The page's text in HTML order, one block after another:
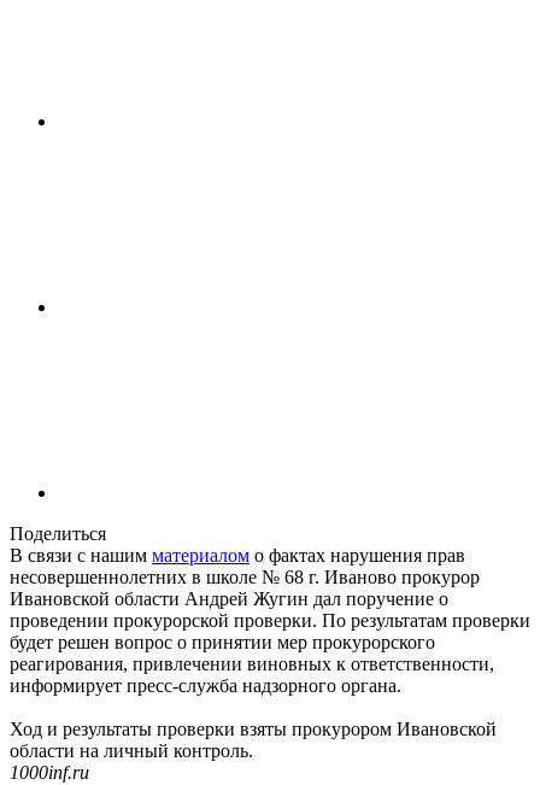
Поделиться
В связи с нашим материалом о фактах нарушения прав
несовершеннолетних в школе № 68 г. Иваново прокурор
Ивановской области Андрей Жугин дал поручение о
проведении прокурорской проверки. По результатам проверки
будет решен вопрос о принятии мер прокурорского
реагирования, привлечении виновных к ответственности,
информирует пресс-служба надзорного органа.
Ход и результаты проверки взяты прокурором Ивановской
области на личный контроль.
1000inf.ru